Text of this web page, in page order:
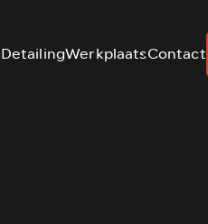
DetailingWerkplaatsContact